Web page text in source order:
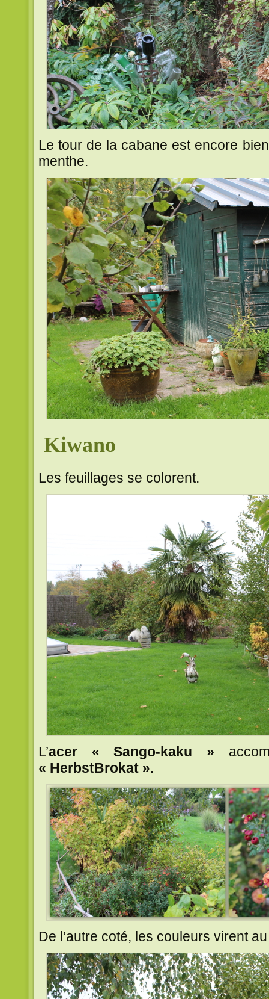
Le tour de la cabane est encore
menthe.
Kiwano
Les feuillages se colorent.
L’acer « Sango-kaku »
« HerbstBrokat ».
De l’autre coté, les couleurs virent